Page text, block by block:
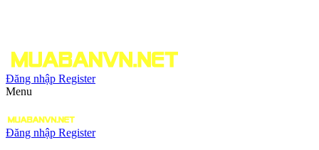
Đăng nhập Register
Menu
Đăng nhập Register